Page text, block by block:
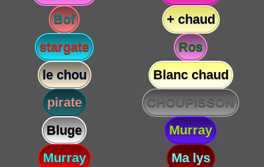
Bof
+ chaud
stargate
Ros
le chou
Blanc chaud
pirate
CHOUPISSON
Bluge
Murray
Murray
Ma lys